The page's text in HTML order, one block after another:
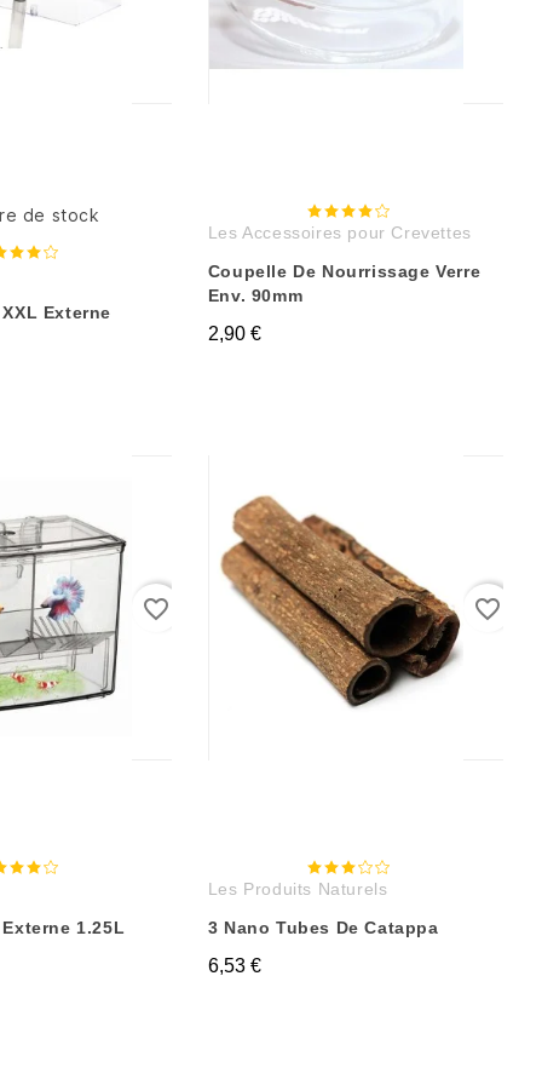
de stock
Externe
Les Accessoires pour Crevettes
Coupelle De Nourrissage Verre
Env. 90mm
2,90 €
favorite_border
1.25L
favorite_border
Les Produits Naturels
3 Nano Tubes De Catappa
6,53 €